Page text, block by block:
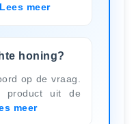
Lees meer
honing?
op de vraag.
product uit de
meer